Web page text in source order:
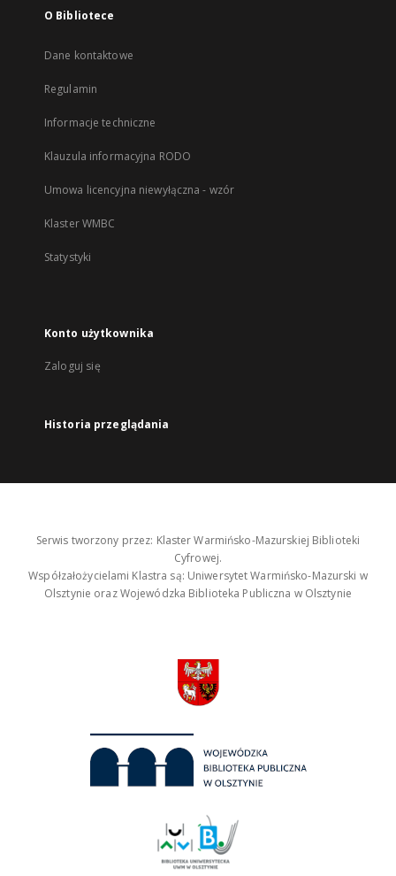
O Bibliotece
Dane kontaktowe
Regulamin
Informacje techniczne
Klauzula informacyjna RODO
Umowa licencyjna niewyłączna - wzór
Klaster WMBC
Statystyki
Konto użytkownika
Zaloguj się
Historia przeglądania
Serwis tworzony przez: Klaster Warmińsko-Mazurskiej Biblioteki
Cyfrowej.
Współzałożycielami Klastra są: Uniwersytet Warmińsko-Mazurski w
Olsztynie oraz Wojewódzka Biblioteka Publiczna w Olsztynie